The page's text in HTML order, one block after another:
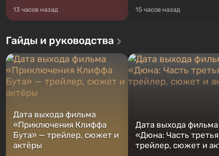
13 часов назад 15 часов назад
Гайды и руководства
Дата выхода фильма
«Приключения Клиффа
Бута» — трейлер, сюжет и
актёры
Дата выхода фильма
«Дюна: Часть
трейлер, сюжет и